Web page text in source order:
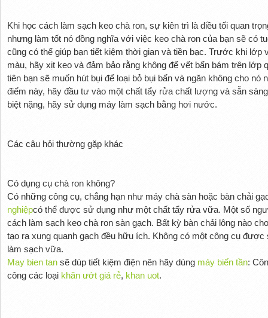
Khi học cách làm sạch keo chà ron, sự kiên trì là điều tối quan
nhưng làm tốt nó đồng nghĩa với việc keo chà ron của bạn sẽ có
cũng có thể giúp bạn tiết kiệm thời gian và tiền bạc. Trước khi lớp
màu, hãy xịt keo và đảm bảo rằng không để vết bẩn bám trên lớp
tiên bạn sẽ muốn hút bụi để loại bỏ bụi bẩn và ngăn không cho
điểm này, hãy đầu tư vào một chất tẩy rửa chất lượng và sẵn
biệt nặng, hãy sử dụng máy làm sạch bằng hơi nước.
Các câu hỏi thường gặp khác
Có dụng cụ chà ron không?
Có những công cụ, chẳng hạn như máy chà sàn hoặc bàn chải
nghiệpcó thể được sử dụng như một chất tẩy rửa vữa. Một số
cách làm sạch keo chà ron sàn gạch. Bất kỳ bàn chải lông nào
tạo ra xung quanh gạch đều hữu ích. Không có một công cụ
làm sạch vữa.
May bien tansẽ dúp tiết kiệm điện nên hãy dùng máy biến tần:
công các loại khăn ướt giá rẻ, khan uot.